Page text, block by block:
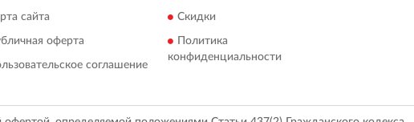
сайта
оферта
соглашение
Скидки
Политика
конфиденциальности